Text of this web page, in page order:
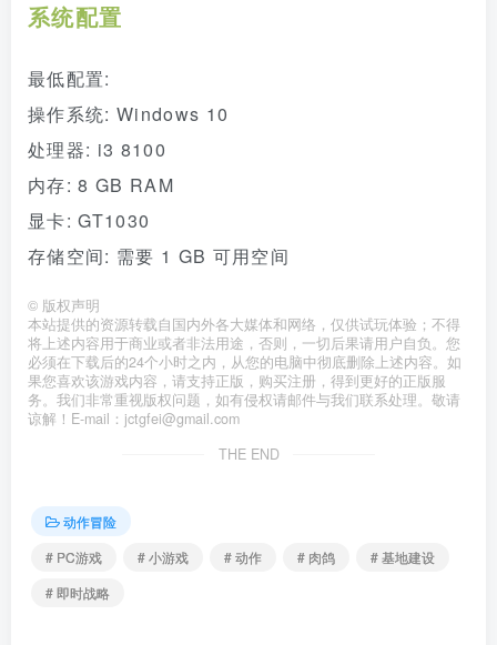
系统配置
最低配置:
操作系统: Windows 10
处理器: i3 8100
内存: 8 GB RAM
显卡: GT1030
存储空间: 需要 1 GB 可用空间
© 版权声明
本站提供的资源转载自国内外各大媒体和网络，仅供试玩体验；不得
将上述内容用于商业或者非法用途，否则，一切后果请用户自负。您
必须在下载后的24个小时之内，从您的电脑中彻底删除上述内容。如
果您喜欢该游戏内容，请支持正版，购买注册，得到更好的正版服
务。我们非常重视版权问题，如有侵权请邮件与我们联系处理。敬请
谅解！E-mail：jctgfei@gmail.com
THE END
动作冒险
# PC游戏
# 小游戏 # 动作 # 肉鸽
# 基地建设
# 即时战略